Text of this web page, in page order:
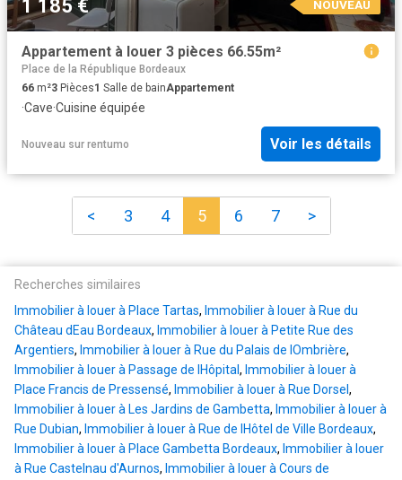
1 185 € NOUVEAU
Appartement à louer 3 pièces 66.55m²
Place de la République Bordeaux
66 m²3 Pièces1 Salle de bainAppartement
·Cave·Cuisine équipée
Nouveau sur rentumo Voir les détails
< 3 4 5 6 7 >
Recherches similaires
Immobilier à louer à Place Tartas, Immobilier à louer à Rue du
Château dEau Bordeaux, Immobilier à louer à Petite Rue des
Argentiers, Immobilier à louer à Rue du Palais de lOmbrière,
Immobilier à louer à Passage de lHôpital, Immobilier à louer à
Place Francis de Pressensé, Immobilier à louer à Rue Dorsel ,
Immobilier à louer à Les Jardins de Gambetta, Immobilier à louer à
Rue Dubian, Immobilier à louer à Rue de lHôtel de Ville Bordeaux,
Immobilier à louer à Place Gambetta Bordeaux, Immobilier à louer
à Rue Castelnau d'Aurnos, Immobilier à louer à Cours de